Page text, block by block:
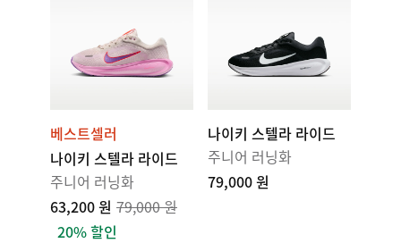
베스트셀러
나이키 스텔라 라이드
주니어 러닝화
63,200 원 79,000 원
20% 할인
나이키 스텔라 라이드
주니어 러닝화
79,000 원